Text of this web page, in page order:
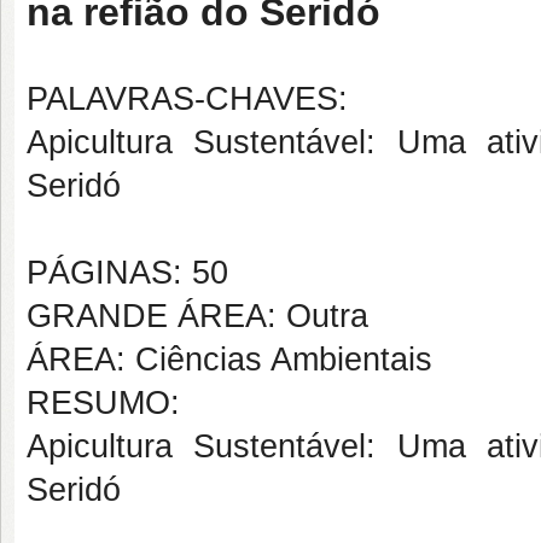
na refião do Seridó
PALAVRAS-CHAVES:
Apicultura Sustentável: Uma
Seridó
PÁGINAS: 50
GRANDE ÁREA: Outra
ÁREA: Ciências Ambientais
RESUMO:
Apicultura Sustentável: Uma
Seridó